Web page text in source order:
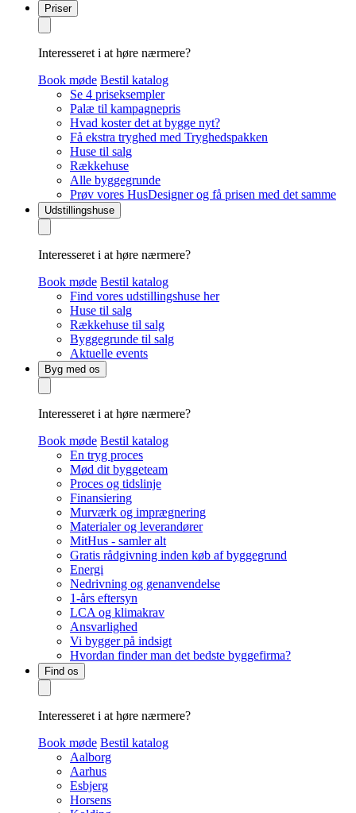
Priser
Interesseret i at høre nærmere?
Book møde Bestil katalog
Se 4 priseksempler
Palæ til kampagnepris
Hvad koster det at bygge nyt?
Få ekstra tryghed med Tryghedspakken
Huse til salg
Rækkehuse
Alle byggegrunde
Prøv vores HusDesigner og få prisen med det samme
Udstillingshuse
Interesseret i at høre nærmere?
Book møde Bestil katalog
Find vores udstillingshuse her
Huse til salg
Rækkehuse til salg
Byggegrunde til salg
Aktuelle events
Byg med os
Interesseret i at høre nærmere?
Book møde Bestil katalog
En tryg proces
Mød dit byggeteam
Proces og tidslinje
Finansiering
Murværk og imprægnering
Materialer og leverandører
MitHus - samler alt
Gratis rådgivning inden køb af byggegrund
Energi
Nedrivning og genanvendelse
1-års eftersyn
LCA og klimakrav
Ansvarlighed
Vi bygger på indsigt
Hvordan finder man det bedste byggefirma?
Find os
Interesseret i at høre nærmere?
Book møde Bestil katalog
Aalborg
Aarhus
Esbjerg
Horsens